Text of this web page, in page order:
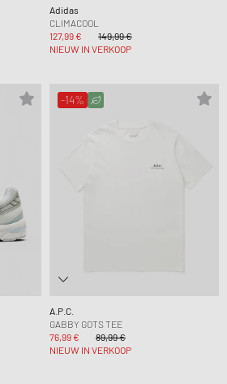
Adidas
CLIMACOOL
127,99 €
149,99 €
NIEUW IN VERKOOP
-14%
A.P.C.
GABBY GOTS TEE
76,99 €
89,99 €
NIEUW IN VERKOOP